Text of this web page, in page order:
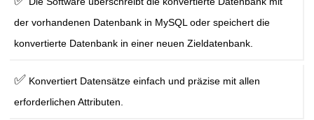
der vorhandenen Datenbank in MySQL oder speichert die
konvertierte Datenbank in einer neuen Zieldatenbank.
✅ Konvertiert Datensätze einfach und präzise mit allen
erforderlichen Attributen.